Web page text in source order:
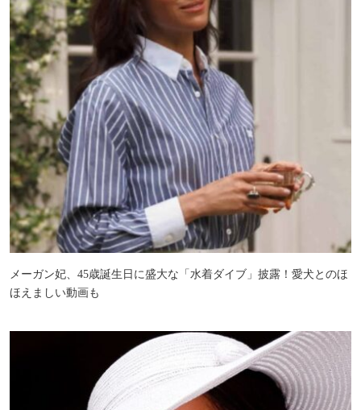
メーガン妃、45歳誕生日に盛大な「水着ダイブ」披露！愛犬とのほ
ほえましい動画も